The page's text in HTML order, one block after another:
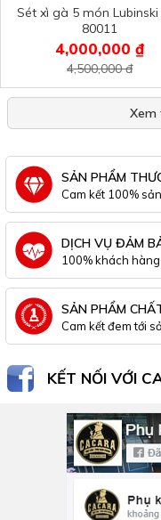
Sét xì gà 5 món Lubinski
80011
4,000,000 ₫
4,500,000 đ
Xem
SẢN PHẨM
Cam kết 100%
DỊCH VỤ ĐẢM
100% khách
SẢN PHẨM
Cam kết đem tới
KẾT NỐI VỚI